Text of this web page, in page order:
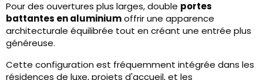
Pour des ouvertures plus larges, double portes
battantes en aluminiumoffrir une apparence
architecturale équilibrée tout en créant une entrée plus
généreuse.
Cette configuration est fréquemment intégrée dans les
résidences de luxe, projets d'accueil, et les